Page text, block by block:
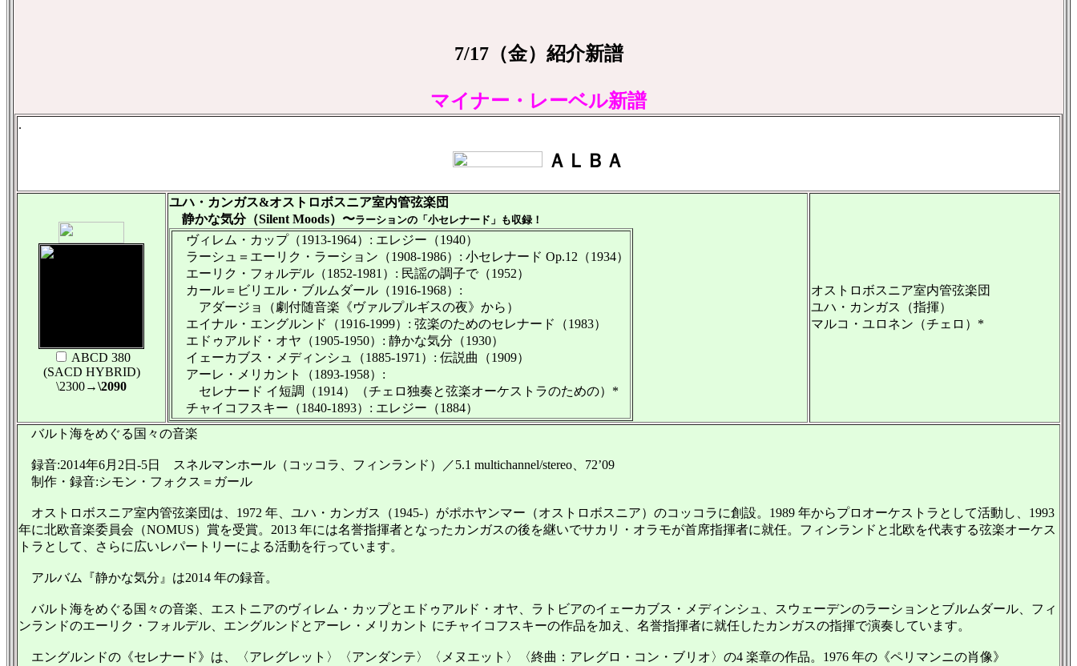
7/17（金）紹介新譜
マイナー・レーベル新譜
.
ＡＬＢＡ
ABCD 380
(SACD HYBRID)
\2300→\2090
ユハ・カンガス&オストロボスニア室内管弦楽団
静かな気分（Silent Moods）〜ラーションの「小セレナード」も収録！
ヴィレム・カップ（1913-1964）: エレジー（1940）
ラーシュ＝エーリク・ラーション（1908-1986）: 小セレナード Op.12（1934）
エーリク・フォルデル（1852-1981）: 民謡の調子で（1952）
カール＝ビリエル・ブルムダール（1916-1968）:
アダージョ（劇付随音楽《ヴァルプルギスの夜》から）
エイナル・エングルンド（1916-1999）: 弦楽のためのセレナード（1983）
エドゥアルド・オヤ（1905-1950）: 静かな気分（1930）
イェーカブス・メディンシュ（1885-1971）: 伝説曲（1909）
アーレ・メリカント（1893-1958）:
セレナード イ短調（1914）（チェロ独奏と弦楽オーケストラのための）*
チャイコフスキー（1840-1893）: エレジー（1884）
オストロボスニア室内管弦楽団
ユハ・カンガス（指揮）
マルコ・ユロネン（チェロ）*
バルト海をめぐる国々の音楽
録音:2014年6月2日-5日 スネルマンホール（コッコラ、フィンランド）／5.1 multichannel/stereo、72’09
制作・録音:シモン・フォクス＝ガール
オストロボスニア室内管弦楽団は、1972 年、ユハ・カンガス（1945-）がポホヤンマー（オストロボスニア）のコッコラに創設。1989 年からプロオーケストラとして活動し、1993
年に北欧音楽委員会（NOMUS）賞を受賞。2013 年には名誉指揮者となったカンガスの後を継いでサカリ・オラモが首席指揮者に就任。フィンランドと北欧を代表する弦楽オーケス
トラとして、さらに広いレパートリーによる活動を行っています。
アルバム『静かな気分』は2014 年の録音。
バルト海をめぐる国々の音楽、エストニアのヴィレム・カップとエドゥアルド・オヤ、ラトビアのイェーカブス・メディンシュ、スウェーデンのラーションとブルムダール、フィ
ンランドのエーリク・フォルデル、エングルンドとアーレ・メリカント にチャイコフスキーの作品を加え、名誉指揮者に就任したカンガスの指揮で演奏しています。
エングルンドの《セレナード》は、〈アレグレット〉〈アンダンテ〉〈メヌエット〉〈終曲：アレグロ・コン・ブリオ〉の4 楽章の作品。1976 年の《ペリマンニの肖像》